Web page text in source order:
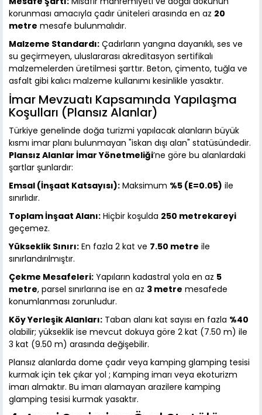
korunması amacıyla çadır üniteleri arasında en az 20
metre mesafe bulunmalıdır.
Malzeme Standardı: Çadırların yangına dayanıklı, ses ve
su geçirmeyen, uluslararası akreditasyon sertifikalı
malzemelerden üretilmesi şarttır. Beton, çimento, tuğla ve
asfalt gibi kalıcı malzeme kullanımı kesinlikle yasaktır.
İmar Mevzuatı Kapsamında Yapılaşma
Koşulları (Plansız Alanlar)
Türkiye genelinde doğa turizmi yapılacak alanların büyük
kısmı imar planı bulunmayan "iskan dışı alan" statüsündedir.
Plansız Alanlar İmar Yönetmeliği’ne göre bu alanlardaki
şartlar şunlardır:
Emsal (İnşaat Katsayısı): Maksimum %5 (E=0.05) ile
sınırlıdır.
Toplam İnşaat Alanı: Hiçbir koşulda 250 metrekareyi
geçemez.
Yükseklik Sınırı: En fazla 2 kat ve 7.50 metre ile
sınırlandırılmıştır.
Çekme Mesafeleri: Yapıların kadastral yola en az 5
metre, parsel sınırlarına ise en az 3 metre mesafede
konumlanması zorunludur.
Köy Yerleşik Alanları: Taban alanı kat sayısı en fazla %40
olabilir; yükseklik ise mevcut dokuya göre 2 kat (7.50 m) ile
3 kat (9.50 m) arasında değişebilir.
Plansız alanlarda dome çadır veya kamping glamping tesisi
kurmak için tek çıkar yol ; Kamping imarı veya ekoturizm
imarı almaktır. Bu imarı alamayan arazilere kamping
glamping tesisi kurmak yasaktır.